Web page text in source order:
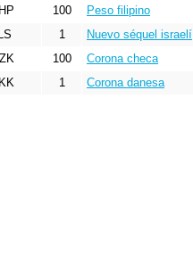
100 Peso filipino
ILS
1 Nuevo séquel israelí
100 Corona checa
1 Corona danesa